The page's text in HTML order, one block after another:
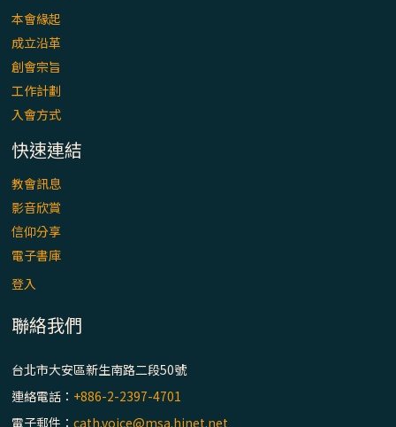
本會緣起
成立沿革
創會宗旨
工作計劃
入會方式
快速連結
教會訊息
影音欣賞
信仰分享
電子書庫
登入
聯絡我們
台北市大安區新生南路二段50號
連絡電話： +886-2-2397-4701
電子郵件：cath.voice@msa.hinet.net